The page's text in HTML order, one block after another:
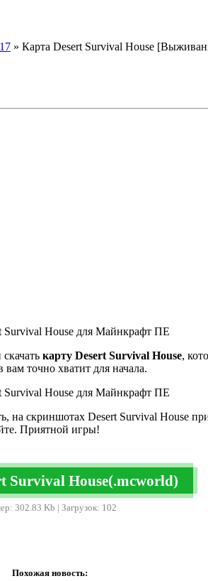
» Карта Desert Survival House
карту DesertSurvival House,
точно хватит для начала.
скриншотах Desert Survival House
Приятной игры!
Survival House(.mcworld)
302.83 Kb | Загрузок: 102
Похожая новость: